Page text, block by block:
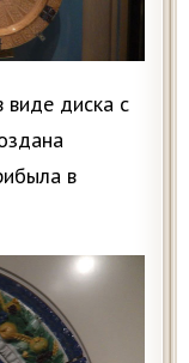
виде диска с
в